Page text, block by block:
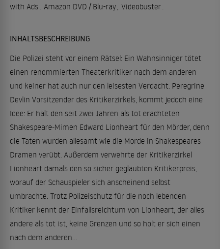
with Ads Amazon DVD / Blu-ray Videobuster
INHALTSBESCHREIBUNG
Die Polizei steht vor einem Rätsel: Ein Wahnsinniger tötet
einen renommierten Theaterkritiker nach dem anderen
und keiner hat auch nur den leisesten Verdacht. Peregrine
Devlin Vorsitzender des Kritikerzirkels, kommt jedoch eine
Idee: Er hält den seit zwei Jahren als tot erachteten
Shakespeare-Mimen Edward Lionheart für den Mörder, denn
die Taten wurden allesamt wie die Morde in Shakespeares
Dramen verübt. Außerdem verwehrte der Kritikerzirkel
Lionheart damals den so sicher geglaubten Kritikerpreis,
worauf der Schauspieler sich anscheinend selbst
umbrachte. Trotz Polizeischutz für die noch lebenden
Kritiker kennt der Einfallsreichtum von Lionheart, der alles
andere als tot ist, keine Grenzen und so holt er sich einen
nach dem anderen...